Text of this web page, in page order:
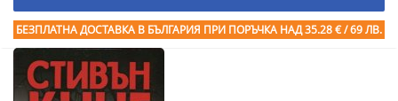
БЕЗПЛАТНА ДОСТАВКА В БЪЛГАРИЯ ПРИ ПОРЪЧКА НАД 35.28 € / 69 ЛВ.